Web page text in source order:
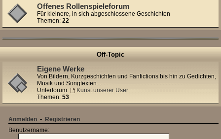
Offenes Rollenspieleforum
Für kleinere, in sich abgeschlossene Geschichten
Themen: 22
Off-Topic
Eigene Werke
Von Bildern, Kurzgeschichten und Fanfictions bis hin zu Gedichten,
Musik und Songtexten...
Unterforum:
Kunst unserer User
Themen: 53
Anmelden • Registrieren
Benutzername: